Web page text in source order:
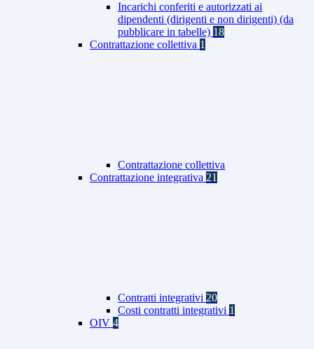
Incarichi conferiti e autorizzati ai
dipendenti (dirigenti e non dirigenti) (da
pubblicare in tabelle) 18
Contrattazione collettiva 1
Contrattazione collettiva
Contrattazione integrativa 21
Contratti integrativi 20
Costi contratti integrativi 1
OIV 4